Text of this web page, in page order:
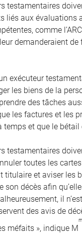
testamentaires
liés aux évaluations
comme
demanderaient de
exécuteur
les biens de la
des tâches
les factures et les
temps et que le bétail
testamentaires
toutes les
titulaire et aviser les
son décès afin
il
des avis de
méfaits », indique M